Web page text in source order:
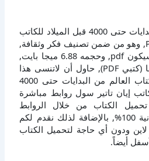
تحميل كتاب العالم من البدايات حتى 4000 قبل الميلاد للكاتب
إيان تاتير سول بصيغة PDF, وهو من ضمن تصنيف فكر وثقافة,
نوع الملف عند التحميل سيكون pdf, وحجمه 6.88 ميجا بايت,
الملف متواجد على موقعنا (كتبي PDF), حاول أن لاتنسى هذا
الإسم (كتبي PDF), إن لكتاب العالم من البدايات حتى 4000
إيان تاتير سول روابط مباشرة
تحميل الكتاب من خلال الروابط
بالأسفل, وهي روابط مجانية 100%, بالإضافة لذلك نقدم لكم
لاين ودون أي حاجة لتحميل الكتاب
أيضاً.